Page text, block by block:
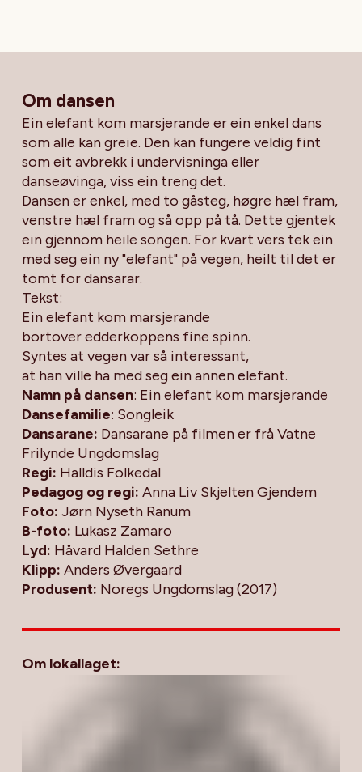
Om dansen
Ein elefant kom marsjerande er ein enkel dans
som alle kan greie. Den kan fungere veldig fint
som eit avbrekk i undervisninga eller
danseøvinga, viss ein treng det.
Dansen er enkel, med to gåsteg, høgre hæl fram,
venstre hæl fram og så opp på tå. Dette gjentek
ein gjennom heile songen. For kvart vers tek ein
med seg ein ny "elefant" på vegen, heilt til det er
tomt for dansarar.
Tekst:
Ein elefant kom marsjerande
bortover edderkoppens fine spinn.
Syntes at vegen var så interessant,
at han ville ha med seg ein annen elefant.
Namn på dansen: Ein elefant kom marsjerande
Dansefamilie: Songleik
Dansarane: Dansarane på filmen er frå Vatne
Frilynde Ungdomslag
Regi: Halldis Folkedal
Pedagog og regi: Anna Liv Skjelten Gjendem
Foto: Jørn Nyseth Ranum
B-foto: Lukasz Zamaro
Lyd: Håvard Halden Sethre
Klipp: Anders Øvergaard
Produsent: Noregs Ungdomslag (2017)
Om lokallaget: